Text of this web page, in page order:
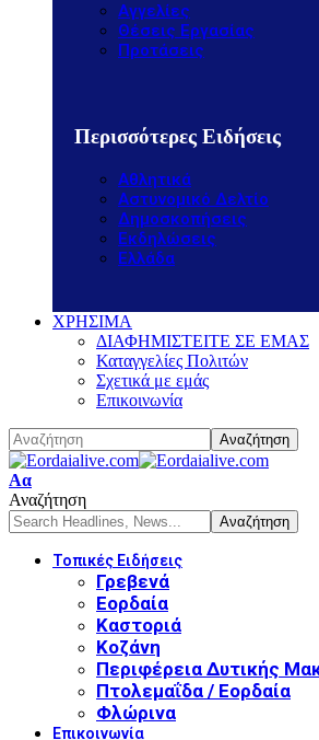
Αγγελίες
Θέσεις Εργασίας
Προτάσεις
Περισσότερες Ειδήσεις
Αθλητικά
Αστυνομικό Δελτίο
Δημοσκοπήσεις
Εκδηλώσεις
Ελλάδα
ΧΡΗΣΙΜΑ
ΔΙΑΦΗΜΙΣΤΕΙΤΕ ΣΕ ΕΜΑΣ
Καταγγελίες Πολιτών
Σχετικά με εμάς
Επικοινωνία
Font
Resizer
Αα
Αναζήτηση
Τοπικές Ειδήσεις
Γρεβενά
Εορδαία
Καστοριά
Κοζάνη
Περιφέρεια Δυτικής
Πτολεμαΐδα / Εορδαία
Φλώρινα
Επικοινωνία